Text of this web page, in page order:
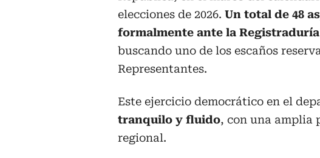
elecciones de 2026. Un total de 48
formalmente ante la
buscando uno de los escaños
Representantes.
Este ejercicio democrático en el
tranquilo y fluido, con una amplia
regional.